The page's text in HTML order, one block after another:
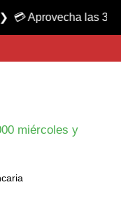
miércoles y
las 3 cuotas